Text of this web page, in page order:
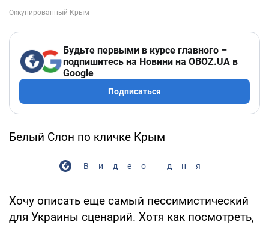
Будьте первыми в курсе главного –
подпишитесь на Новини на OBOZ.UA в
Google
Подписаться
Белый Слон по кличке Крым
Видео дня
Хочу описать еще самый пессимистический
для Украины сценарий. Хотя как посмотреть,